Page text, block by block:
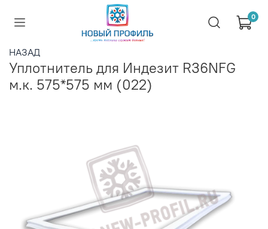
0
НАЗАД
Уплотнитель для Индезит R36NFG
м.к. 575*575 мм (022)